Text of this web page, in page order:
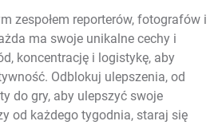
zespołem reporterów, fotografów i
ma swoje unikalne cechy i
koncentrację i logistykę, aby
Odblokuj ulepszenia, od
do gry, aby ulepszyć swoje
od każdego tygodnia, staraj się